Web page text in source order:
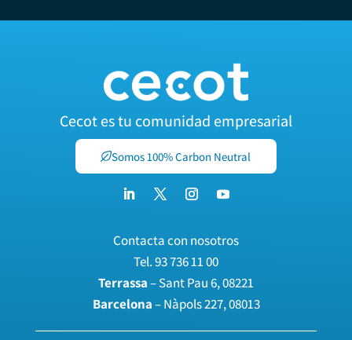
Cecot es tu comunidad empresarial
Somos 100% Carbon Neutral
Contacta con nosotros
Tel.93 736 11 00
Terrassa– Sant Pau 6, 08221
Barcelona– Nàpols 227, 08013